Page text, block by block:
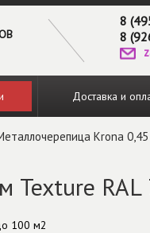
8
8
Доставка и
Krona
Texture RAL
100 м2